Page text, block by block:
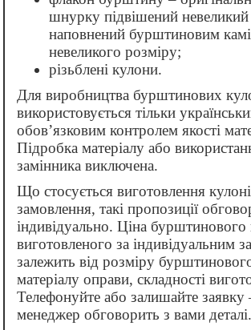
шнурку підвішений
наповнений бурштиновим
невеликого розміру;
різьблені кулони.
Для виробництва бурштинових
використовується тільки
обов’язковим контролем якості
Підробка матеріалу або
замінника виключена.
Що стосується виготовлення
замовлення, такі пропозиції
індивідуально. Ціна бурштинового
виготовленого за індивідуальним
залежить від розміру
матеріалу оправи, складності
Телефонуйте або залишайте
менеджер обговорить з вами деталі.